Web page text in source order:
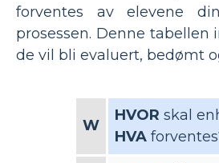
forventes av elevene
prosessen. Denne tabellen
de vil bli evaluert, bedømt
W
HVOR skal
HVA